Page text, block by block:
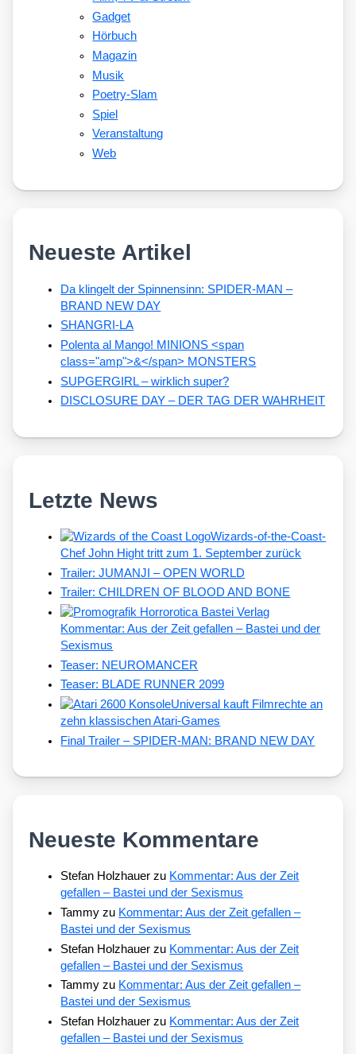
Gadget
Hörbuch
Magazin
Musik
Poetry-Slam
Spiel
Veranstaltung
Web
Neueste Artikel
Da klingelt der Spinnensinn: SPIDER-MAN –
BRAND NEW DAY
SHANGRI-LA
Polenta al Mango! MINIONS <span
class="amp">&</span> MONSTERS
SUPGERGIRL – wirklich super?
DISCLOSURE DAY – DER TAG DER WAHRHEIT
Letzte News
Wizards-of-the-Coast-
Chef John Hight tritt zum 1. September zurück
Trailer: JUMANJI – OPEN WORLD
Trailer: CHILDREN OF BLOOD AND BONE
Kommentar: Aus der Zeit gefallen – Bastei und der
Sexismus
Teaser: NEUROMANCER
Teaser: BLADE RUNNER 2099
Universal kauft Filmrechte an
zehn klassischen Atari-Games
Final Trailer – SPIDER-MAN: BRAND NEW DAY
Neueste Kommentare
Stefan Holzhauer zu Kommentar: Aus der Zeit
gefallen – Bastei und der Sexismus
Tammy zu Kommentar: Aus der Zeit gefallen –
Bastei und der Sexismus
Stefan Holzhauer zu Kommentar: Aus der Zeit
gefallen – Bastei und der Sexismus
Tammy zu Kommentar: Aus der Zeit gefallen –
Bastei und der Sexismus
Stefan Holzhauer zu Kommentar: Aus der Zeit
gefallen – Bastei und der Sexismus